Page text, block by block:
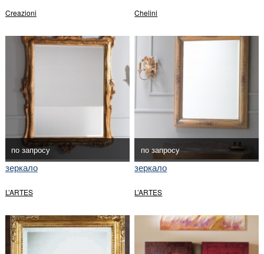
Creazioni Chelini
по запросу
зеркало
L’ARTES
по запросу
зеркало
L’ARTES